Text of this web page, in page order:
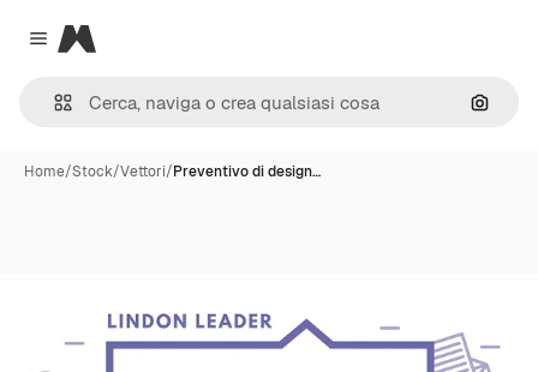
Close menu
Magnific
Cerca
Home/Stock/Vettori/Preventivo di design…